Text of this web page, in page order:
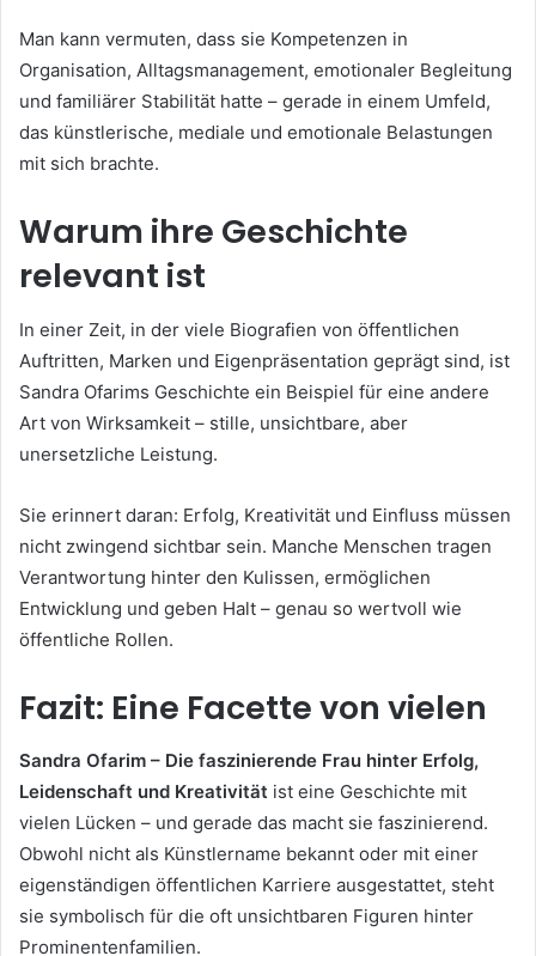
Man kann vermuten, dass sie Kompetenzen in
Organisation, Alltagsmanagement, emotionaler Begleitung
und familiärer Stabilität hatte – gerade in einem Umfeld,
das künstlerische, mediale und emotionale Belastungen
mit sich brachte.
Warum ihre Geschichte
relevant ist
In einer Zeit, in der viele Biografien von öffentlichen
Auftritten, Marken und Eigenpräsentation geprägt sind, ist
Sandra Ofarims Geschichte ein Beispiel für eine andere
Art von Wirksamkeit – stille, unsichtbare, aber
unersetzliche Leistung.
Sie erinnert daran: Erfolg, Kreativität und Einfluss müssen
nicht zwingend sichtbar sein. Manche Menschen tragen
Verantwortung hinter den Kulissen, ermöglichen
Entwicklung und geben Halt – genau so wertvoll wie
öffentliche Rollen.
Fazit: Eine Facette von vielen
Sandra Ofarim – Die faszinierende Frau hinter Erfolg,
Leidenschaft und Kreativität ist eine Geschichte mit
vielen Lücken – und gerade das macht sie faszinierend.
Obwohl nicht als Künstlername bekannt oder mit einer
eigenständigen öffentlichen Karriere ausgestattet, steht
sie symbolisch für die oft unsichtbaren Figuren hinter
Prominentenfamilien.